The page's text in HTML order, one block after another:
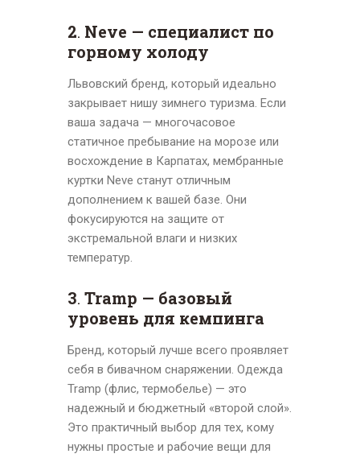
2. Neve — специалист по
горному холоду
Львовский бренд, который идеально
закрывает нишу зимнего туризма. Если
ваша задача — многочасовое
статичное пребывание на морозе или
восхождение в Карпатах, мембранные
куртки Neve станут отличным
дополнением к вашей базе. Они
фокусируются на защите от
экстремальной влаги и низких
температур.
3. Tramp — базовый
уровень для кемпинга
Бренд, который лучше всего проявляет
себя в бивачном снаряжении. Одежда
Tramp (флис, термобелье) — это
надежный и бюджетный «второй слой».
Это практичный выбор для тех, кому
нужны простые и рабочие вещи для